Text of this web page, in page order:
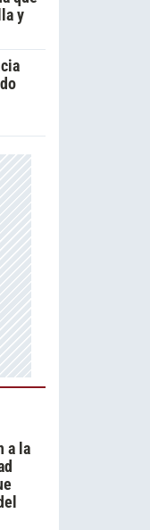
y
a la